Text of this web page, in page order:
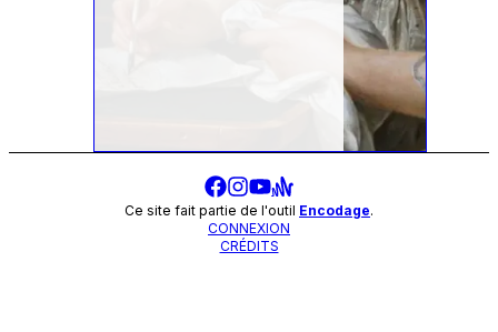
Ce site fait partie de l'outil Encodage.
CONNEXION
CRÉDITS